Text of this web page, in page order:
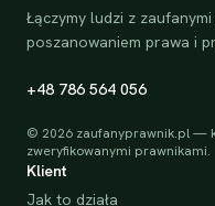
Łączymy ludzi z
poszanowaniem prawa i
+48 786 564 056
© 2026 zaufanyprawnik.pl —
zweryfikowanymi prawnikami.
Klient
Jak to działa